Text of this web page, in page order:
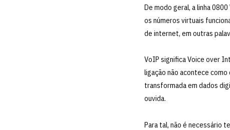
De modo geral, a linha
os números virtuais
de internet, em outras
VoIP significa Voice over
ligação não acontece
transformada em dados
ouvida.
Para tal, não é necessário